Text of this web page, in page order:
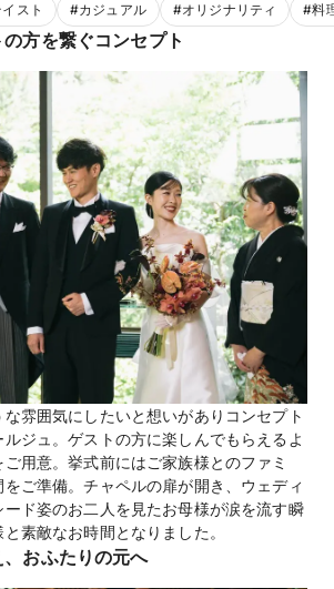
スト #カジュアル #オリジナリティ #料
方を繋ぐコンセプト
雰囲気にしたいと想いがありコンセプト
ジュ。ゲストの方に楽しんでもらえるよ
用意。挙式前にはご家族様とのファミ
をご準備。チャペルの扉が開き、ウェディ
ード姿のお二人を見たお母様が涙を流す瞬
素敵なお時間となりました。
おふたりの元へ